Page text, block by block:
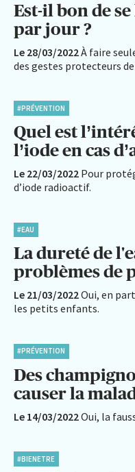
Est-il bon de
par jour ?
Le 28/03/2022À faire
des gestes protecteurs de
#PRÉVENTION
Quel est
l’iode en cas
Le 22/03/2022 Pour
d’iode radioactif.
#EAU
La dureté de
problèmes de
Le 21/03/2022Oui, en
les petits enfants.
#PRÉVENTION
Des
causer la
Le 14/03/2022Oui, la
#BIENETRE